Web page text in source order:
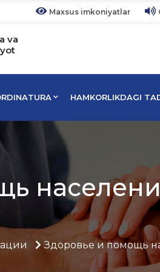
Maxsus imkoniyatlar
va
HAMKORLIKDAGI
Здоровье и помощь